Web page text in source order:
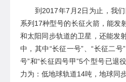
到 2017年7月2日 为止 ，我们
系列 17种型号的长征火箭，能发
和太阳同步轨道的卫星 ，还能发
中， 其中“长征一号”、“长征二号
号”和“长征四号甲”5个型号已退役
力为： 低地球轨道14吨， 地球同